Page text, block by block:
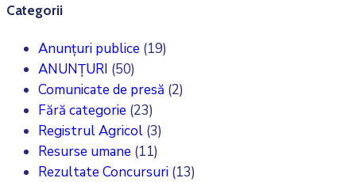
Categorii
Anunțuri publice (19)
ANUNȚURI (50)
Comunicate de presă (2)
Fără categorie (23)
Registrul Agricol (3)
Resurse umane (11)
Rezultate Concursuri (13)